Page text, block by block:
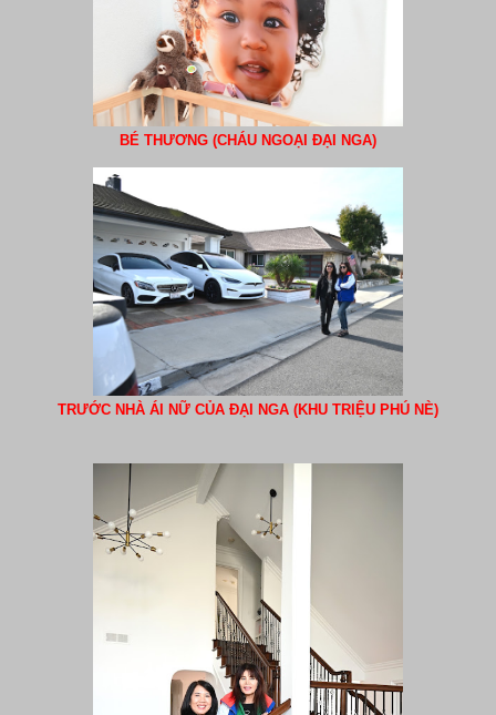
BÉ THƯƠNG (CHÁU NGOẠI ĐẠI NGA)
TRƯỚC NHÀ ÁI NỮ CỦA ĐẠI NGA (KHU TRIỆU PHÚ NÈ)